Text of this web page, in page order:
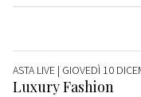
ASTA LIVE | GIOVEDÌ 10
Luxury Fashion